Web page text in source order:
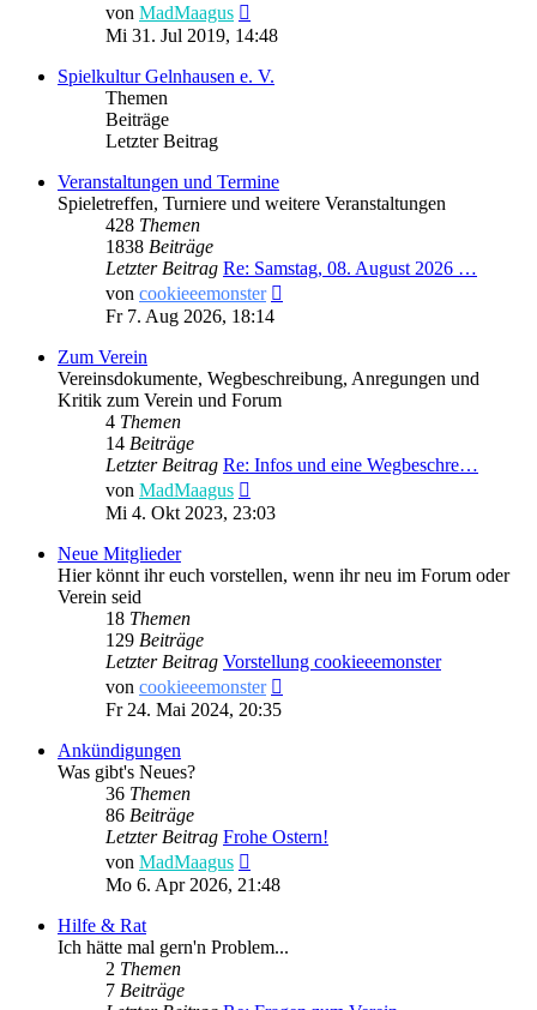
von MadMaagus
Beitrag
Mi 31. Jul 2019, 14:48
Spielkultur Gelnhausen e. V.
Themen
Beiträge
Letzter Beitrag
Veranstaltungen und Termine
Spieletreffen, Turniere und weitere Veranstaltungen
428 Themen
1838 Beiträge
Letzter Beitrag Re: Samstag, 08. August 2026 …
von cookieeemonster
Fr 7. Aug 2026, 18:14
Zum Verein
Vereinsdokumente, Wegbeschreibung, Anregungen und
Kritik zum Verein und Forum
4 Themen
14 Beiträge
Letzter Beitrag Re: Infos und eine Wegbeschre…
von MadMaagus
Beitrag
Mi 4. Okt 2023, 23:03
Neue Mitglieder
Hier könnt ihr euch vorstellen, wenn ihr neu im Forum oder
Verein seid
18 Themen
129 Beiträge
Letzter Beitrag Vorstellung cookieeemonster
von cookieeemonster
Fr 24. Mai 2024, 20:35
Ankündigungen
Was gibt's Neues?
36 Themen
86 Beiträge
Letzter Beitrag Frohe Ostern!
von MadMaagus
Beitrag
Mo 6. Apr 2026, 21:48
Hilfe & Rat
Ich hätte mal gern'n Problem...
2 Themen
7 Beiträge